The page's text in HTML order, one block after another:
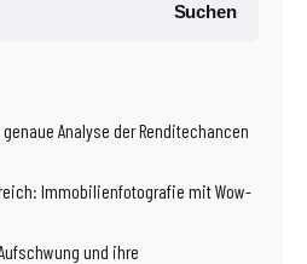
Suchen
Analyse der Renditechancen
Immobilienfotografie mit Wow-
und ihre